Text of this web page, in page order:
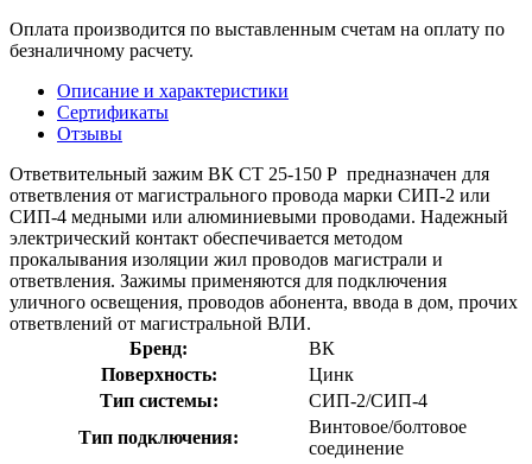
Оплата производится по выставленным счетам на оплату по
безналичному расчету.
Описание и характеристики
Сертификаты
Отзывы
Ответвительный зажим ВК CT 25-150 P предназначен для
ответвления от магистрального провода марки СИП-2 или
СИП-4 медными или алюминиевыми проводами. Надежный
электрический контакт обеспечивается методом
прокалывания изоляции жил проводов магистрали и
ответвления. Зажимы применяются для подключения
уличного освещения, проводов абонента, ввода в дом, прочих
ответвлений от магистральной ВЛИ.
Бренд:
ВК
Поверхность:
Цинк
Тип системы:
СИП-2/СИП-4
Тип подключения:
Винтовое/болтовое
соединение